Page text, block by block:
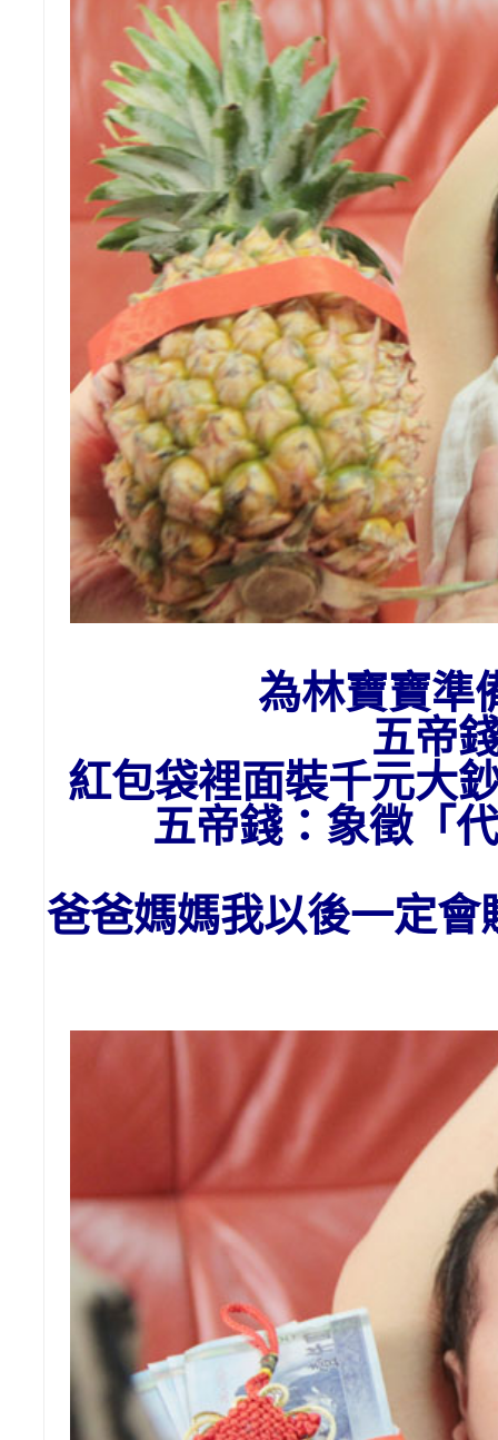
為林寶寶準
五帝
紅包袋裡面裝千元大
五帝錢：象徵「
爸爸媽媽我以後一定